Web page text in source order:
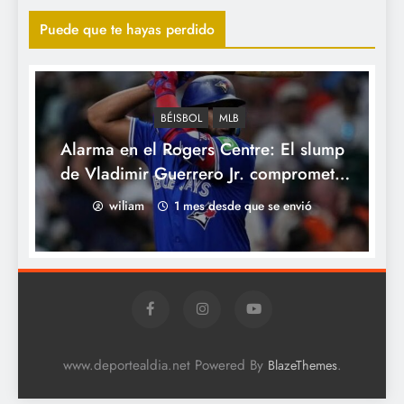
presidente del Consejo Directivo de las
Águilas Cibaeñas.
Súper jornada en las Mayores: Maratón
metralla latina en extrainnings.
Puede que te hayas perdido
BÉISBOL MLB
Alarma en el Rogers Centre: El slump
de Vladimir Guerrero Jr. compromete
las aspiraciones de los Azulejos en la
temporada 2026.
wiliam 1 mes desde que se envió
www.deportealdia.net Powered By BlazeThemes.